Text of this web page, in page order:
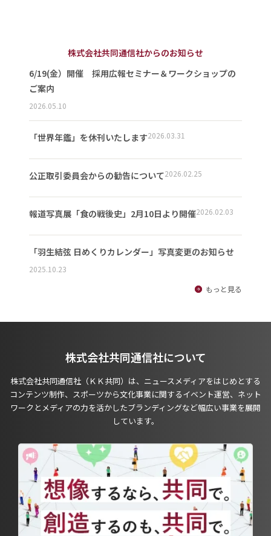
株式会社共同通信社からのお知らせ
6/19(金）開催 採用広報セミナー＆ワークショップの
ご案内
2026.05.10
「世界年鑑」を休刊いたします2026.03.31
公正取引委員会からの勧告について2026.02.25
報道写真展「食の戦後史」2月10日より開催2026.02.03
「羽生結弦 日めくりカレンダー」写真変更のお知らせ
2025.10.23
もっと見る
株式会社共同通信社について
株式会社共同通信社（ＫＫ共同）は、ニュースメディアをはじめとする
コンテンツ制作、スポーツから文化事業に関するイベント運営、ネット
ワークとメディアの力を活かしたブランディングなど幅広い事業を展開
しています。